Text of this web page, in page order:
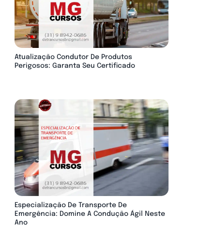
Atualização Condutor De Produtos
Perigosos: Garanta Seu Certificado
Especialização De Transporte De
Emergência: Domine A Condução Ágil Neste
Ano